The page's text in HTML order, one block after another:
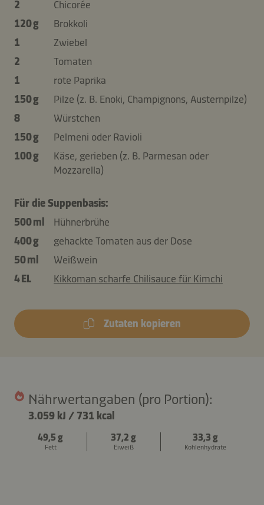
2
Chicorée
120 g
Brokkoli
1
Zwiebel
2
Tomaten
1
rote Paprika
150 g
Pilze (z. B. Enoki, Champignons, Austernpilze)
8
Würstchen
150 g
Pelmeni oder Ravioli
100 g
Käse, gerieben (z. B. Parmesan oder
Mozzarella)
Für die Suppenbasis:
500 ml
Hühnerbrühe
400 g
gehackte Tomaten aus der Dose
50 ml
Weißwein
4 EL
Kikkoman scharfe Chilisauce für Kimchi
Zutaten kopieren
Nährwertangaben (pro Portion):
3.059 kJ / 731 kcal
49,5 g
Fett
37,2 g
Eiweiß
33,3 g
Kohlenhydrate